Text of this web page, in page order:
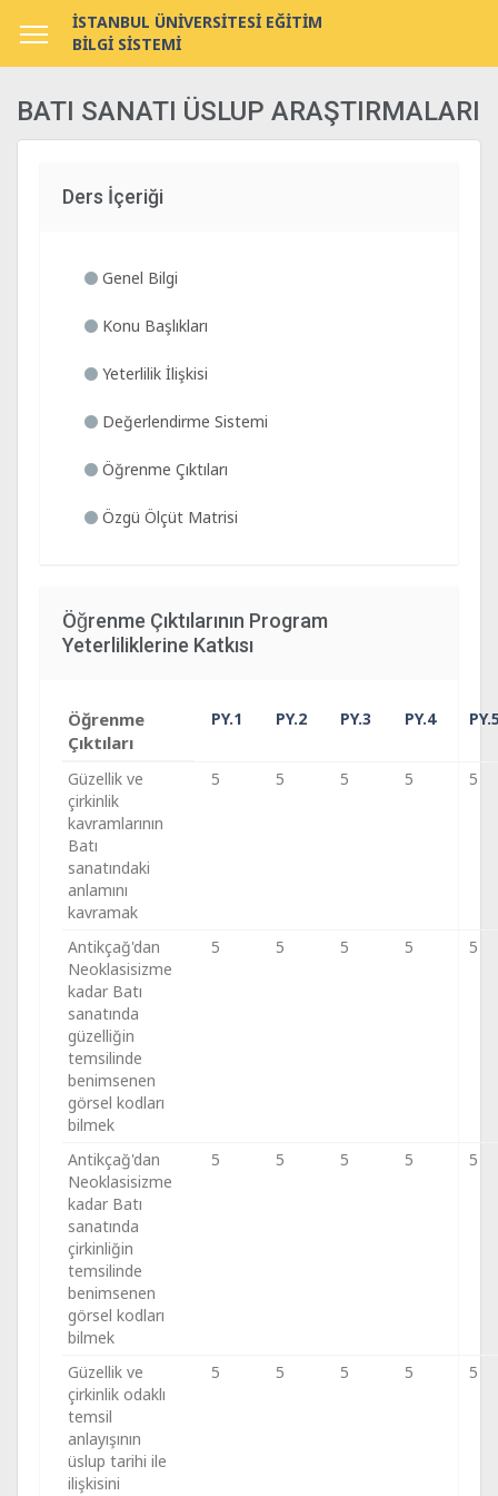
İSTANBUL ÜNİVERSİTESİ EĞİTİM
BİLGİ SİSTEMİ
BATI SANATI ÜSLUP ARAŞTIRMALARI
Ders İçeriği
Genel Bilgi
Konu Başlıkları
Yeterlilik İlişkisi
Değerlendirme Sistemi
Öğrenme Çıktıları
Özgü Ölçüt Matrisi
Öğrenme Çıktılarının Program
Yeterliliklerine Katkısı
Öğrenme
Çıktıları
PY.1 PY.2 PY.3 PY.4
Güzellik ve
çirkinlik
kavramlarının
Batı
sanatındaki
anlamını
kavramak
5 5 5 5 5
Antikçağ'dan
Neoklasisizme
kadar Batı
sanatında
güzelliğin
temsilinde
benimsenen
görsel kodları
bilmek
5 5 5 5 5
Antikçağ'dan
Neoklasisizme
kadar Batı
sanatında
çirkinliğin
temsilinde
benimsenen
görsel kodları
bilmek
5 5 5 5 5
Güzellik ve
çirkinlik odaklı
temsil
anlayışının
üslup tarihi ile
ilişkisini
5 5 5 5 5